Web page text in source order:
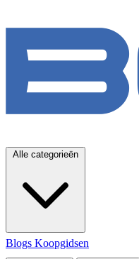
Alle categorieën
Blogs Koopgidsen